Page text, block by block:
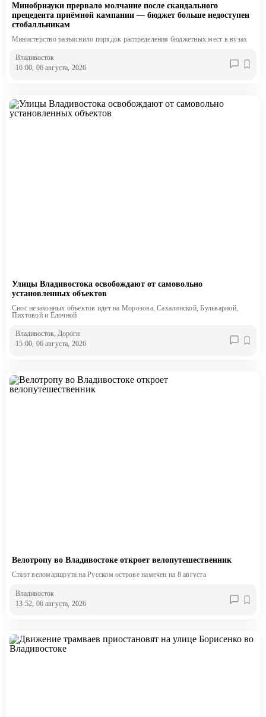
Минобрнауки прервало молчание после скандального
прецедента приёмной кампании — бюджет больше недоступен
стобалльникам
Министерство разъяснило порядок распределения бюджетных мест в вузах
Владивосток
16:00, 06 августа, 2026
Улицы Владивостока освобождают от самовольно
установленных объектов
Снос незаконных объектов идет на Морозова, Сахалинской, Бульварной,
Пихтовой и Ёлочной
Владивосток, Дороги
15:00, 06 августа, 2026
Велотропу во Владивостоке откроет велопутешественник
Старт веломаршрута на Русском острове намечен на 8 августа
Владивосток
13:52, 06 августа, 2026